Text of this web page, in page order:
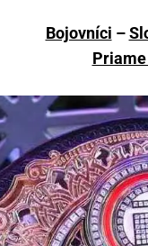
Bojovníci –